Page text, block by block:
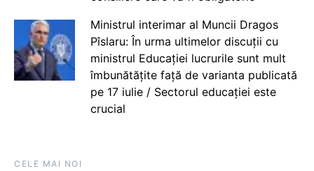
Ministrul interimar al Muncii Dragos
Pîslaru: În urma ultimelor discuții cu
ministrul Educației lucrurile sunt mult
îmbunătățite față de varianta publicată
pe 17 iulie / Sectorul educației este
crucial
CELE MAI NOI